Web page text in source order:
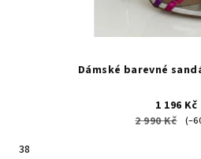
Dámské barevné
1 196 Kč
2 990 Kč
38